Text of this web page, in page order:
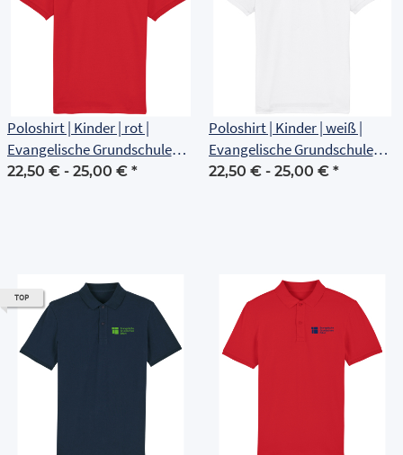
Poloshirt | Kinder | rot |
Evangelische Grundschule
Erfurt
22,50 € - 25,00 € *
Poloshirt | Kinder | weiß |
Evangelische Grundschule
Erfurt
22,50 € - 25,00 € *
TOP